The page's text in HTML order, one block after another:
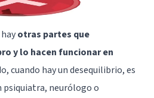
otras partes que
y lo hacen funcionar en
cuando hay un desequilibrio, es
neurólogo o